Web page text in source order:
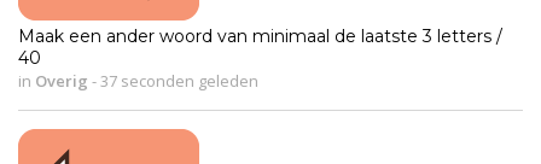
Maak een ander woord van minimaal de laatste 3 letters /
40
in Overig - 37 seconden geleden